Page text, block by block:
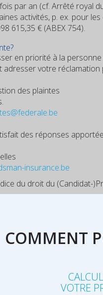
fois par an (cf. Arrêté
activités, p. ex. pour
615,35 € (ABEX 754).
en priorité à la
adresser votre
des plaintes
des réponses
insurance.be
du droit du (Candidat-
COMMENT
VOTRE